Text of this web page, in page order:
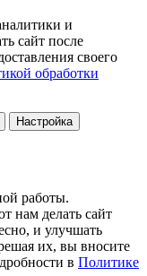
и
сайт после
своего
обработки
Настройка
работы.
нам делать сайт
и улучшать
их, вы вносите
в Политике